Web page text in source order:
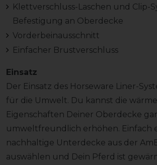
Klettverschluss-Laschen und Clip-
Befestigung an Oberdecke
Vorderbeinausschnitt
Einfacher Brustverschluss
Einsatz
Der Einsatz des Horseware Liner-
für die Umwelt. Du kannst die
Eigenschaften Deiner Oberdecke
umweltfreundlich erhöhen. Einfach
nachhaltige Unterdecke aus der
auswählen und Dein Pferd ist